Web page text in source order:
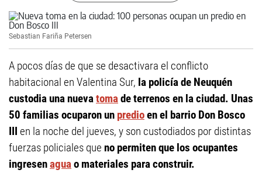
Sebastian Fariña Petersen
A pocos días de que se desactivara el conflicto
habitacional en Valentina Sur, la policía de Neuquén
custodia una nuevatomade terrenos en la ciudad. Unas
50 familias ocuparon un predioen el barrio Don Bosco
III en la noche del jueves, y son custodiados por distintas
fuerzas policiales que no permiten que los ocupantes
ingresenaguao materiales para construir.